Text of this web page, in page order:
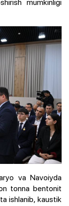
va Navoiyda
tonna bentonit
ishlanib, kaustik